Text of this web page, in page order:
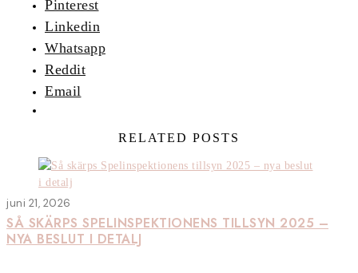
Pinterest
Linkedin
Whatsapp
Reddit
Email
RELATED POSTS
juni 21, 2026
SÅ SKÄRPS SPELINSPEKTIONENS TILLSYN 2025 –
NYA BESLUT I DETALJ